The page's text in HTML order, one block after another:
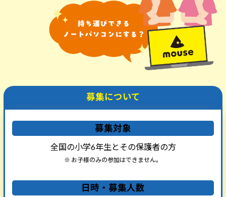
募集について
募集対象
全国の小学6年生とその保護者の方
※ お子様のみの参加はできません。
日時・募集人数